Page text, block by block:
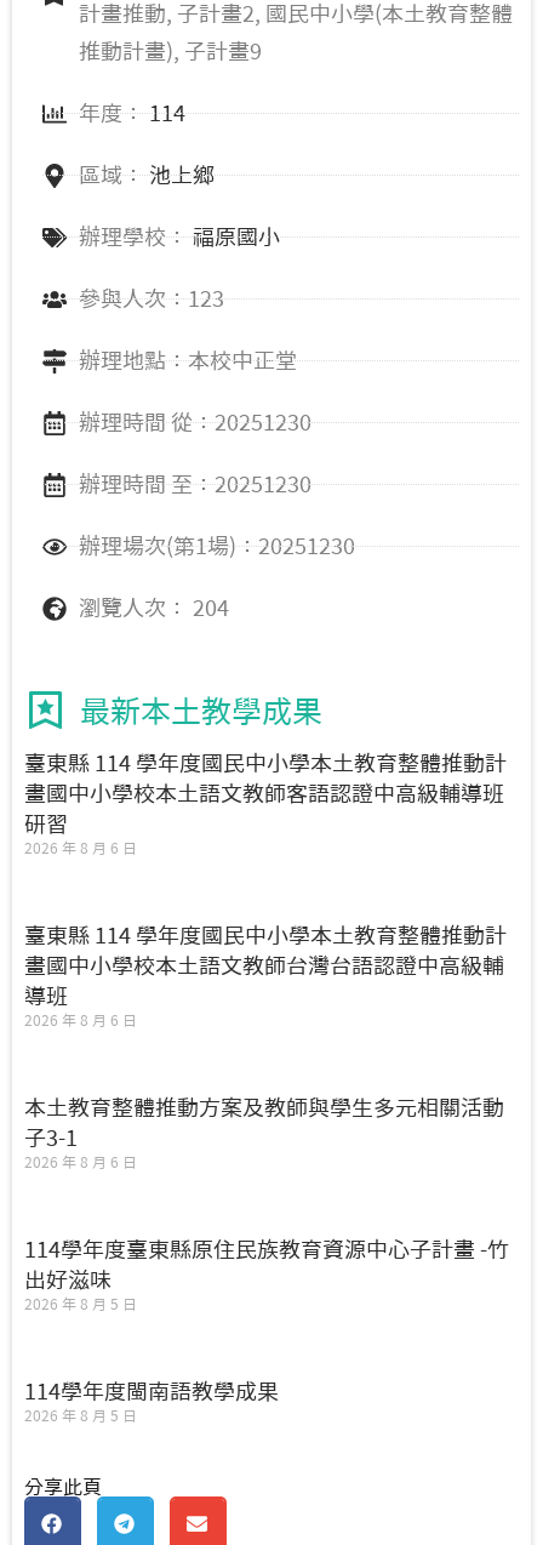
計畫推動, 子計畫2, 國民中小學(本土教育整體
推動計畫), 子計畫9
年度： 114
區域： 池上鄉
辦理學校： 福原國小
參與人次：123
辦理地點：本校中正堂
辦理時間 從：20251230
辦理時間 至：20251230
辦理場次(第1場)：20251230
瀏覽人次： 204
最新本土教學成果
臺東縣 114 學年度國民中小學本土教育整體推動計
畫國中小學校本土語文教師客語認證中高級輔導班
研習
2026 年 8 月 6 日
臺東縣 114 學年度國民中小學本土教育整體推動計
畫國中小學校本土語文教師台灣台語認證中高級輔
導班
2026 年 8 月 6 日
本土教育整體推動方案及教師與學生多元相關活動
子3-1
2026 年 8 月 6 日
114學年度臺東縣原住民族教育資源中心子計畫 -竹
出好滋味
2026 年 8 月 5 日
114學年度閩南語教學成果
2026 年 8 月 5 日
分享此頁